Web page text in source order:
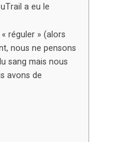
a eu le
réguler » (alors
nous ne pensons
sang mais nous
avons de